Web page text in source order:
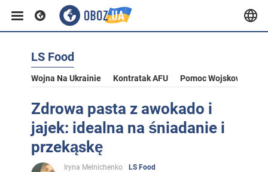
LS Food
Wojna Na Ukrainie Kontratak AFU Pomoc Wojskowa Dla
Zdrowa pasta z awokado i
jajek: idealna na śniadanie i
przekąskę
Iryna Melnichenko
LS Food